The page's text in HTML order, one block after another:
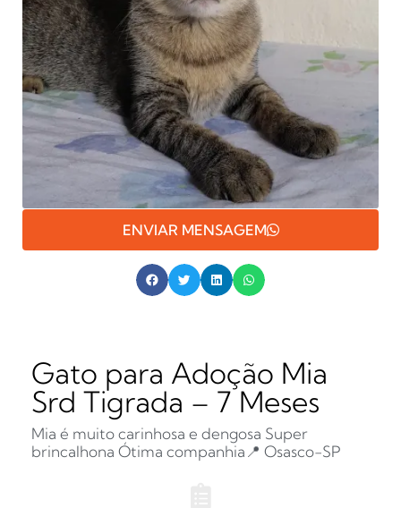
ENVIAR MENSAGEM
Gato para Adoção Mia
Srd Tigrada – 7 Meses
Mia é muito carinhosa e dengosa Super
brincalhona Ótima companhia📍 Osasco-SP